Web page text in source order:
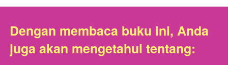
Dengan membaca buku ini, Anda
juga akan mengetahui tentang: